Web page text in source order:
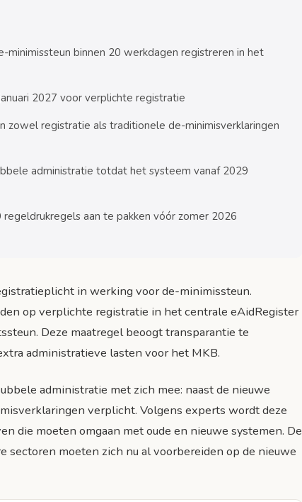
minimissteun binnen 20 werkdagen registreren in het
2027 voor verplichte registratie
zowel registratie als traditionele de-minimisverklaringen
administratie totdat het systeem vanaf 2029
aan te pakken vóór zomer 2026
in werking voor de-minimissteun.
op verplichte registratie in het centrale eAidRegister
Deze maatregel beoogt transparantie te
administratieve lasten voor het MKB.
administratie met zich mee: naast de nieuwe
verplicht. Volgens experts wordt deze
die moeten omgaan met oude en nieuwe systemen. De
moeten zich nu al voorbereiden op de nieuwe